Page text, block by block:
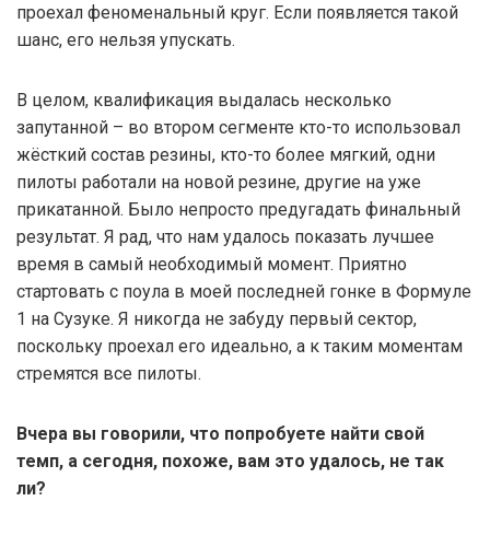
проехал феноменальный круг. Если появляется такой
шанс, его нельзя упускать.
В целом, квалификация выдалась несколько
запутанной – во втором сегменте кто-то использовал
жёсткий состав резины, кто-то более мягкий, одни
пилоты работали на новой резине, другие на уже
прикатанной. Было непросто предугадать финальный
результат. Я рад, что нам удалось показать лучшее
время в самый необходимый момент. Приятно
стартовать с поула в моей последней гонке в Формуле
1 на Сузуке. Я никогда не забуду первый сектор,
поскольку проехал его идеально, а к таким моментам
стремятся все пилоты.
Вчера вы говорили, что попробуете найти свой
темп, а сегодня, похоже, вам это удалось, не так
ли?